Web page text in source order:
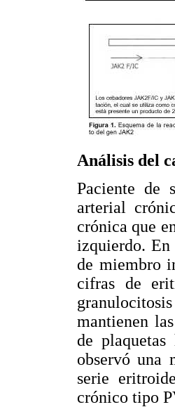
Análisis del
Paciente de
arterial
crónica que
izquierdo. En
de miembro
cifras de
mantienen
de
observó una
serie
crónico tipo